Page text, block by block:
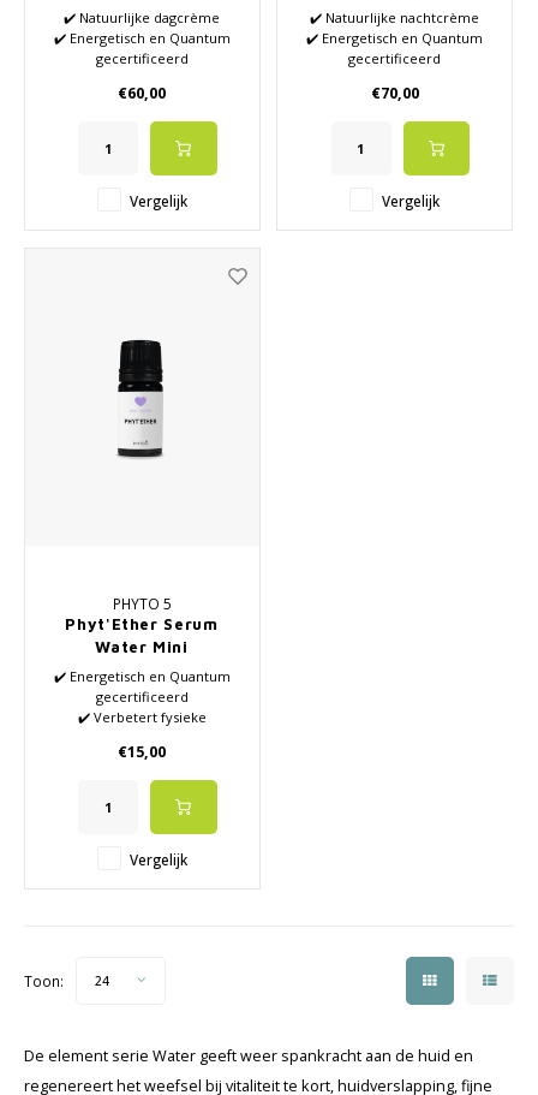
Water
✔️ Natuurlijke dagcrème
✔️ Energetisch en Quantum
gecertificeerd
Elementenleer uit de TCM
✔️ Re-hydrateert en verbetert
de elasticiteit
✔️ Hoogwaardige essentiële
oliën
✔️ Geschikt voor vochtarme
€60,00
Vergelijk
✔️ Natuurlijke nachtcrème
✔️ Energetisch en Quantum
gecertificeerd
Elementenleer uit de TCM
✔️ Geschikt voor de acné en
tijdens stress
✔️ Hoogwaardige essentiële
oliën
✔️ Geschikt voor de normale
€70,00
Vergelijk
PHYTO 5
Phyt'Ether Serum
Water Mini
✔️ Energetisch en Quantum
gecertificeerd
✔️ Verbetert fysieke
✔️ Geschikt voor de vette huid
✔️ Verbetert emotioneel
✔️ Verhoogt en stimuleert
energetisch vermogen
✔️ Gepatenteerde formules
€15,00
Vergelijk
Toon: 24
De element serie Water geeft weer spankracht aan de huid en
regenereert het weefsel bij vitaliteit te kort, huidverslapping, fijne